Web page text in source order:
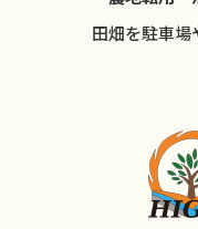
田畑を駐車場